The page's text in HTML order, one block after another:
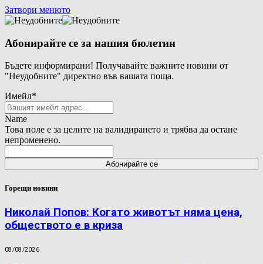
Затвори менюто
Абонирайте се за нашия бюлетин
Бъдете информирани! Получавайте важните новини от
"Неудобните" директно във вашата поща.
Имейл*
Name
Това поле е за целите на валидирането и трябва да остане
непроменено.
Горещи новини
Николай Попов: Когато животът няма цена,
обществото е в криза
08/08/2026